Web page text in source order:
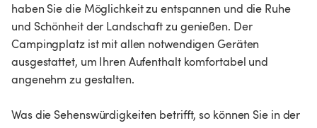
haben Sie die Möglichkeit zu entspannen und die Ruhe
und Schönheit der Landschaft zu genießen. Der
Campingplatz ist mit allen notwendigen Geräten
ausgestattet, um Ihren Aufenthalt komfortabel und
angenehm zu gestalten.
Was die Sehenswürdigkeiten betrifft, so können Sie in der